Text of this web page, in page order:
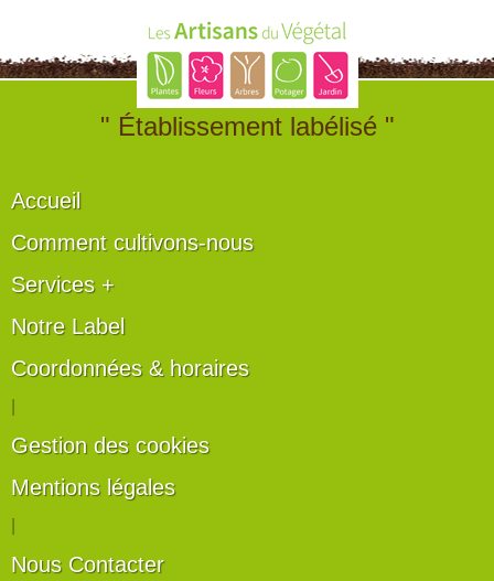
" Établissement labélisé "
Accueil
Comment cultivons-nous
Services +
Notre Label
Coordonnées & horaires
Gestion des cookies
Mentions légales
Nous Contacter